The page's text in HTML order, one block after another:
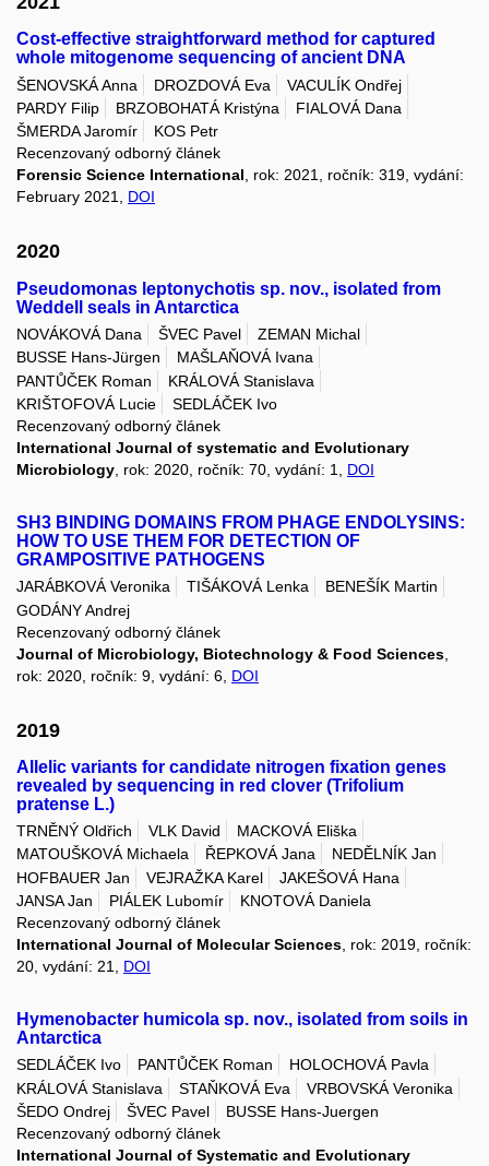
Cost-effective straightforward method for captured
whole mitogenome sequencing of ancient DNA
ŠENOVSKÁ Anna DROZDOVÁ Eva
VACULÍK Ondřej
PARDY Filip
BRZOBOHATÁ Kristýna
FIALOVÁ Dana
ŠMERDA Jaromír
KOS Petr
Recenzovaný odborný článek
Forensic Science International, rok: 2021, ročník: 319, vydání:
February 2021, DOI
2020
Pseudomonas leptonychotis sp. nov., isolated from
Weddell seals in Antarctica
NOVÁKOVÁ Dana ŠVEC Pavel
ZEMAN Michal
BUSSE Hans-Jürgen
MAŠLAŇOVÁ Ivana
PANTŮČEK Roman
KRÁLOVÁ Stanislava
KRIŠTOFOVÁ Lucie
SEDLÁČEK Ivo
Recenzovaný odborný článek
International Journal of systematic and Evolutionary
Microbiology , rok: 2020, ročník: 70, vydání: 1, DOI
SH3 BINDING DOMAINS FROM PHAGE ENDOLYSINS:
HOW TO USE THEM FOR DETECTION OF
GRAMPOSITIVE PATHOGENS
JARÁBKOVÁ Veronika TIŠÁKOVÁ Lenka
BENEŠÍK Martin
GODÁNY Andrej
Recenzovaný odborný článek
Journal of Microbiology, Biotechnology & Food Sciences
rok: 2020, ročník: 9, vydání: 6, DOI
2019
Allelic variants for candidate nitrogen fixation genes
revealed by sequencing in red clover (Trifolium
pratense L.)
TRNĚNÝ Oldřich VLK David
MACKOVÁ Eliška
MATOUŠKOVÁ Michaela
ŘEPKOVÁ Jana
NEDĚLNÍK Jan
HOFBAUER Jan
VEJRAŽKA Karel
JAKEŠOVÁ Hana
JANSA Jan
PIÁLEK Lubomír
KNOTOVÁ Daniela
Recenzovaný odborný článek
International Journal of Molecular Sciences , rok: 2019, ročník:
20, vydání: 21, DOI
Hymenobacter humicola sp. nov., isolated from soils in
Antarctica
SEDLÁČEK Ivo PANTŮČEK Roman
HOLOCHOVÁ Pavla
KRÁLOVÁ Stanislava
STAŇKOVÁ Eva
VRBOVSKÁ Veronika
ŠEDO Ondrej
ŠVEC Pavel
BUSSE Hans-Juergen
Recenzovaný odborný článek
International Journal of Systematic and Evolutionary